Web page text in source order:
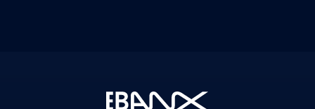
EBANX for Travel & OTA's Solution
Compliance & Legal HUB
Payment Processing in Latin America